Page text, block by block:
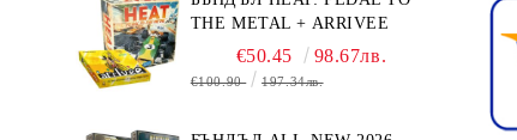
THE METAL + ARRIVEE
€50.45 98.67лв.
€100.90 197.34лв.